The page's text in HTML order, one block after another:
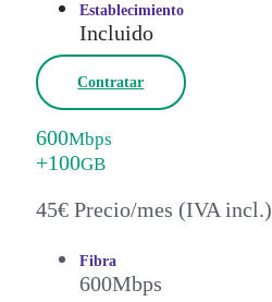
Establecimiento
Incluido
Contratar
600Mbps
+100GB
45€ Precio/mes (IVA incl.)
Fibra
600Mbps